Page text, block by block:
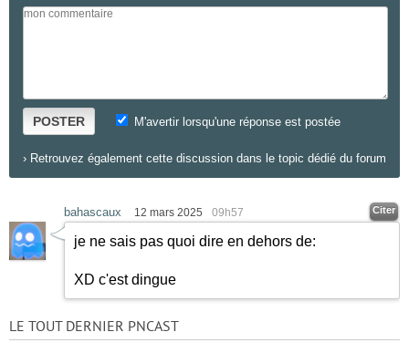
POSTER M'avertir lorsqu'une réponse est postée
› Retrouvez également cette discussion dans le topic dédié du forum
bahascaux 12 mars 2025 09h57 Citer
je ne sais pas quoi dire en dehors de:
XD c'est dingue
LE TOUT DERNIER PNCAST